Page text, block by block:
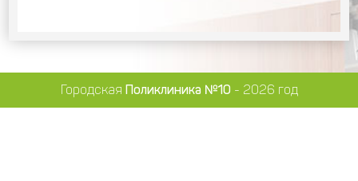
Городская Поликлиника №10 - 2026 год